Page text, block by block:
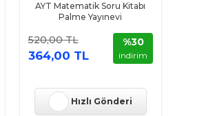
AYT Matematik Soru Kitabı
Palme Yayınevi
520,00 TL
364,00 TL
%30
indirim
Hızlı Gönderi